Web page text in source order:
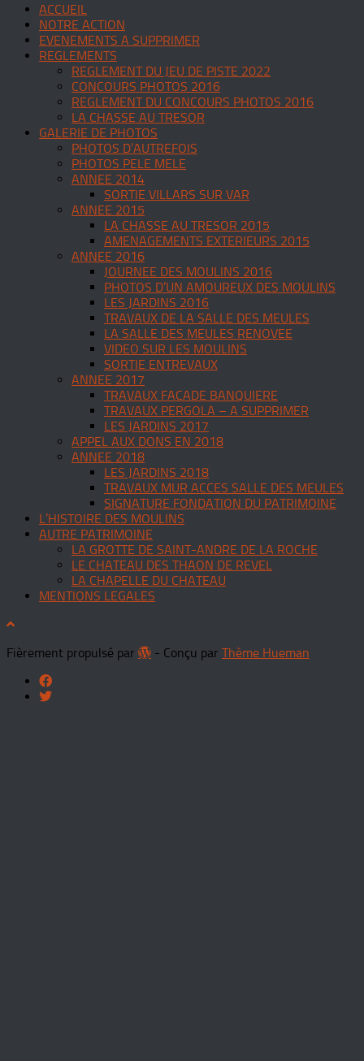
ACCUEIL
NOTRE ACTION
EVENEMENTS A SUPPRIMER
REGLEMENTS
REGLEMENT DU JEU DE PISTE 2022
CONCOURS PHOTOS 2016
REGLEMENT DU CONCOURS PHOTOS 2016
LA CHASSE AU TRESOR
GALERIE DE PHOTOS
PHOTOS D’AUTREFOIS
PHOTOS PELE MELE
ANNEE 2014
SORTIE VILLARS SUR VAR
ANNEE 2015
LA CHASSE AU TRESOR 2015
AMENAGEMENTS EXTERIEURS 2015
ANNEE 2016
JOURNEE DES MOULINS 2016
PHOTOS D’UN AMOUREUX DES MOULINS
LES JARDINS 2016
TRAVAUX DE LA SALLE DES MEULES
LA SALLE DES MEULES RENOVEE
VIDEO SUR LES MOULINS
SORTIE ENTREVAUX
ANNEE 2017
TRAVAUX FACADE BANQUIERE
TRAVAUX PERGOLA – A SUPPRIMER
LES JARDINS 2017
APPEL AUX DONS EN 2018
ANNEE 2018
LES JARDINS 2018
TRAVAUX MUR ACCES SALLE DES MEULES
SIGNATURE FONDATION DU PATRIMOINE
L’HISTOIRE DES MOULINS
AUTRE PATRIMOINE
LA GROTTE DE SAINT-ANDRE DE LA ROCHE
LE CHATEAU DES THAON DE REVEL
LA CHAPELLE DU CHATEAU
MENTIONS LEGALES
Fièrement propulsé par - Conçu par Thème Hueman